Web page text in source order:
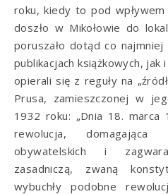
roku, kiedy to pod
doszło w Mikołowie do
poruszało dotąd co
publikacjach książkowych, jak
opierali się z reguły na
Prusa, zamieszczonej w
1932 roku: „Dnia 18. marca
rewolucja,
obywatelskich i
zasadniczą, zwaną
wybuchły podobne